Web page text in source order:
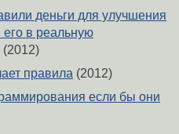
деньги для улучшения
в реальную
(2012)
правила (2012)
если бы они